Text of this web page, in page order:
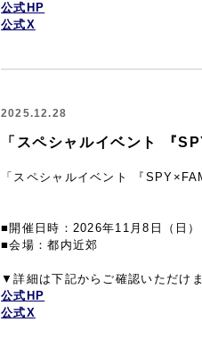
公式HP
公式X
2025.12.28
「スペシャルイベント 『
「スペシャルイベント 『
■開催日時：2026年11月8日（日）
■会場：都内近郊
▼詳細は下記からご確認いただけ
公式HP
公式X